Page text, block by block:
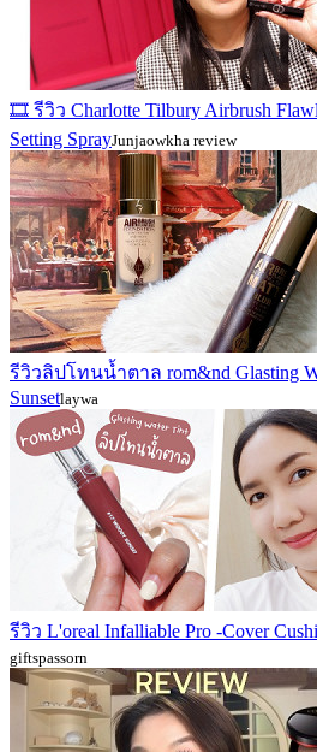
🎞️ รีวิว Charlotte Tilbury Airbrush
Setting SprayJunjaowkha review
รีวิวลิปโทนน้ำตาล rom&nd Glasting
Sunsetlaywa
รีวิว L'oreal Infalliable Pro -Cover
giftspassorn